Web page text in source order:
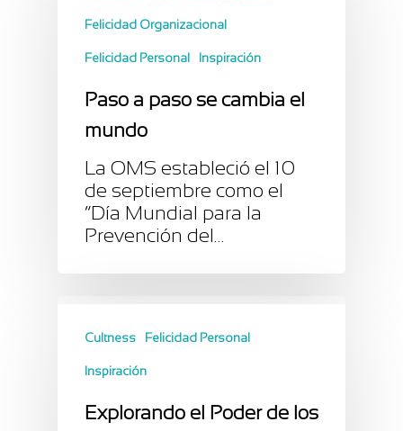
Felicidad Organizacional
Felicidad Personal Inspiración
Paso a paso se cambia el
mundo
La OMS estableció el 10
de septiembre como el
“Día Mundial para la
Prevención del…
Cultness Felicidad Personal
Inspiración
Explorando el Poder de los